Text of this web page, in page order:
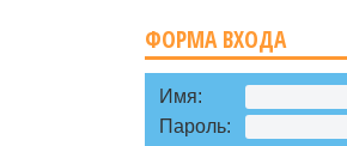
ФОРМА ВХОДА
Имя:
Пароль: